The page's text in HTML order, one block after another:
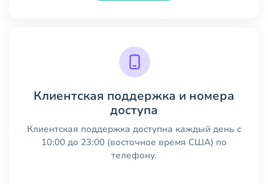
Клиентская поддержка и номера
доступа
Клиентская поддержка доступна каждый день с
10:00 до 23:00 (восточное время США) по
телефону.